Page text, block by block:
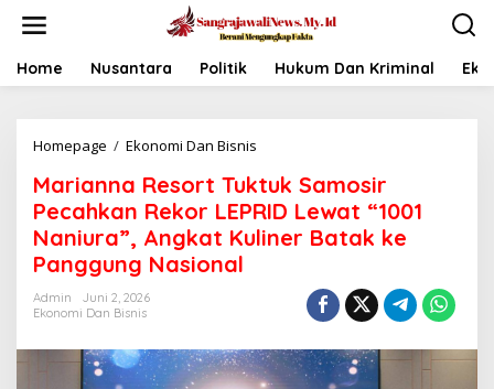
t
Home Nusantara Politik Hukum Dan Kriminal
Homepage / Ekonomi Dan Bisnis
r
i
a
n
o
r
Marianna Resort Tuktuk Samosir
Pecahkan Rekor LEPRID Lewat “1001
Naniura”, Angkat Kuliner Batak ke
Panggung Nasional
Admin
Juni 2, 2026
Ekonomi Dan Bisnis